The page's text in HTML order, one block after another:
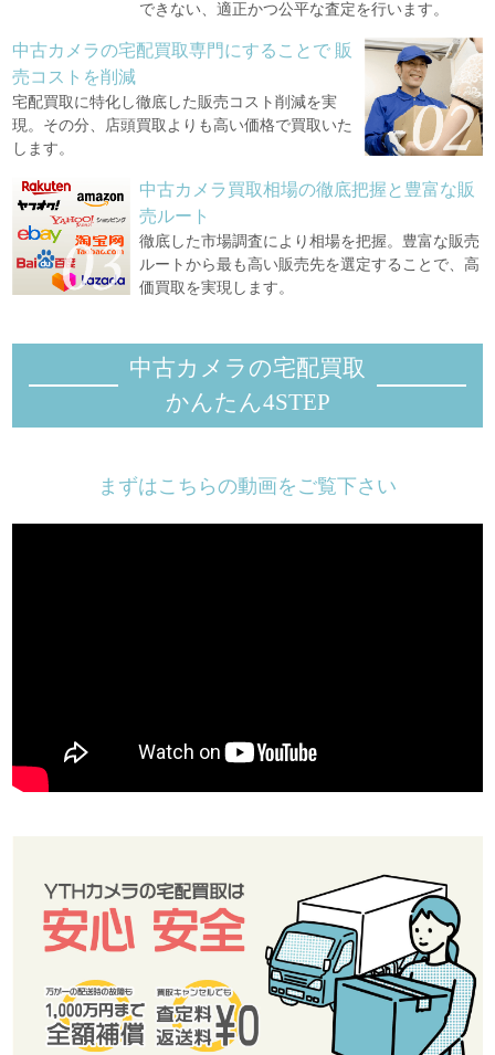
できない、適正かつ公平な査定を行います。
中古カメラの宅配買取専門にすることで 販
売コストを削減
宅配買取に特化し徹底した販売コスト削減を実
現。その分、店頭買取よりも高い価格で買取いた
します。
中古カメラ買取相場の徹底把握と豊富な販
売ルート
徹底した市場調査により相場を把握。豊富な販売
ルートから最も高い販売先を選定することで、高
価買取を実現します。
中古カメラの宅配買取
かんたん4STEP
まずはこちらの動画をご覧下さい